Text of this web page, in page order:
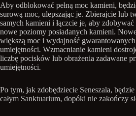
Aby odblokować pełną moc kamieni,
surową moc, ulepszając je. Zbierajcie lub
samych kamieni i łączcie je, aby
nowe poziomy posiadanych kamieni.
większą moc i wydajność
umiejętności. Wzmacnianie kamieni
liczbę pocisków lub obrażenia zadawane
umiejętności.
Po tym, jak zdobędziecie Seneszala,
całym Sanktuarium, dopóki nie zakończy